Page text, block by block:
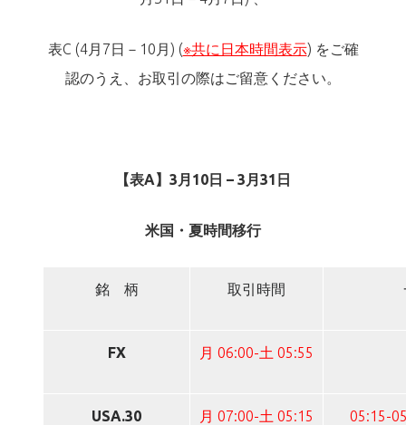
表C (4月7日－10月) (※共に日本時間表示) をご確
認のうえ、お取引の際はご留意ください。
【表A】3月10日 – 3月31日
米国・夏時間移行
銘 柄 取引時間
FX 月 06:00-土 05:55
USA.30 月 07:00-土 05:15 05:15-